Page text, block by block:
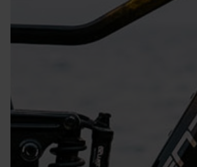
Jetzt zu unserem Newsletter
Karriere bei CENTURION
Finde die richtige Rahmengröße